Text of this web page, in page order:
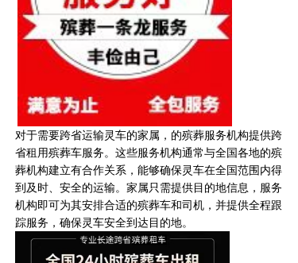
对于需要跨省运输灵车的家属，的殡葬服务机构提供跨
省租用殡葬车服务。这些服务机构通常与全国各地的殡
葬机构建立有合作关系，能够确保灵车在全国范围内得
到及时、安全的运输。家属只需提供目的地信息，服务
机构即可为其安排合适的殡葬车和司机，并提供全程跟
踪服务，确保灵车安全到达目的地。